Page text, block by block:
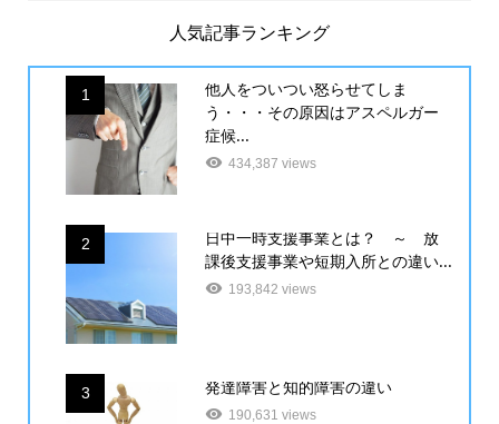
人気記事ランキング
1
他人をついつい怒らせてしま
う・・・その原因はアスペルガー
症候...
434,387 views
2
日中一時支援事業とは？ ～ 放
課後支援事業や短期入所との違い...
193,842 views
3 発達障害と知的障害の違い
190,631 views